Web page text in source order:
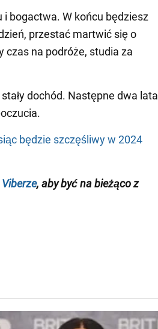
i bogactwa. W końcu będziesz
przestać martwić się o
czas na podróże, studia za
dochód. Następne dwa lata
będzie szczęśliwy w 2024
Viberze, aby być na bieżąco z